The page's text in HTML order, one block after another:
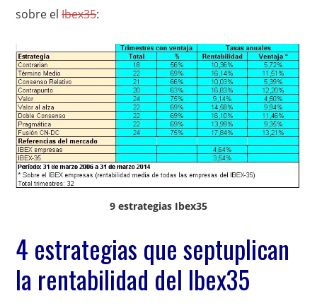
sobre elIbex35:
9 estrategias Ibex35
4 estrategias que septuplican
la rentabilidad del Ibex35